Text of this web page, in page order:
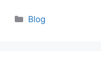
Blog